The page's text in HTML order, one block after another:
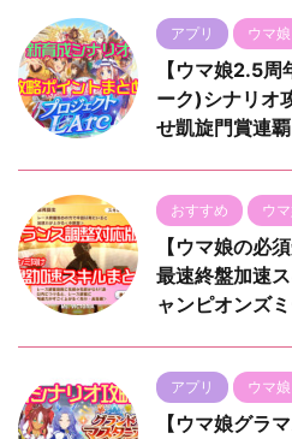
アプリ ウマ娘
【ウマ娘2.5
ーク)シナリオ
せ凱旋門賞連覇
おすすめ ウ
【ウマ娘の必
最速終盤加速
ャンピオンズ
アプリ ウマ娘
【ウマ娘グラ